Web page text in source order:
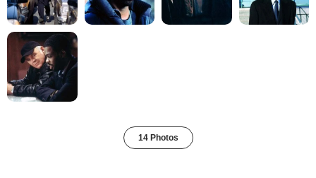
14 Photos